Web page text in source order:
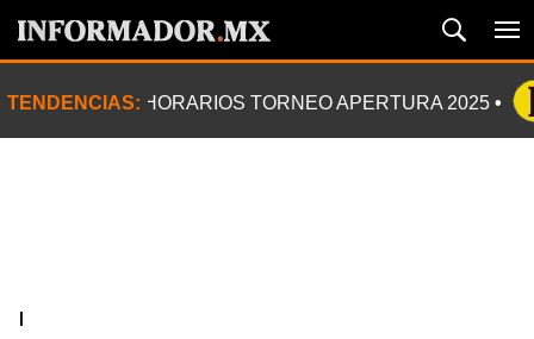
TENDENCIAS: HORARIOS TORNEO APERTURA 2025